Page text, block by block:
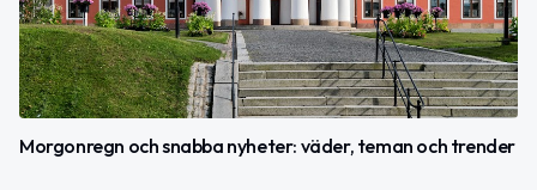
Morgonregn och snabba nyheter: väder, teman och trender